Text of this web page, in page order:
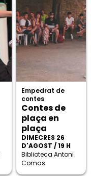
Empedrat de
contes
Contes de
plaça en
plaça
DIMECRES 26
D'AGOST / 19 H
Biblioteca Antoni
Comas